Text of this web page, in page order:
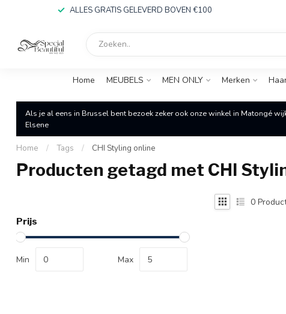
ALLES GRATIS GELEVERD BOVEN €100
Home MEUBELS MEN ONLY Merken
Als je al eens in Brussel bent bezoek zeker ook onze winkel in Matongé
Elsene
Home / Tags / CHI Styling online
Producten getagd met CHI
Prijs
Min Max
0